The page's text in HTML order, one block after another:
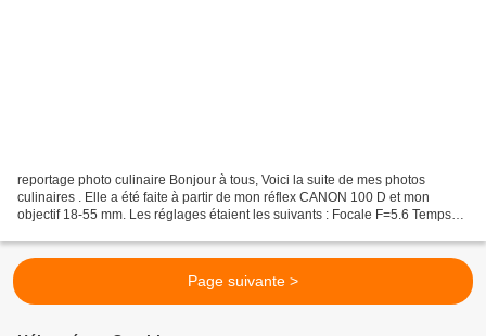
reportage photo culinaire Bonjour à tous, Voici la suite de mes photos
culinaires . Elle a été faite à partir de mon réflex CANON 100 D et mon
objectif 18-55 mm. Les réglages étaient les suivants : Focale F=5.6 Temps
Page suivante >